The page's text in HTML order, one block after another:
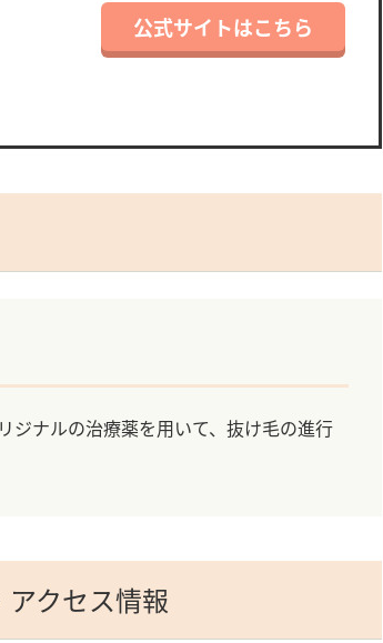
公式サイトはこちら
ジナルの治療薬を用いて、抜け毛の進行
クセス情報